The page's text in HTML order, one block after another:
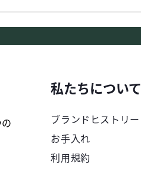
私たちについて
ブランドヒストリー
お手入れ
利用規約